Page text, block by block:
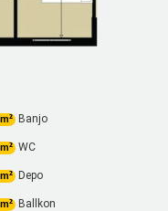
Banjo
WC
Depo
Ballkon